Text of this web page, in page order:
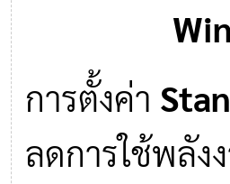
การตั้งค่า
ลดการใช้พลัง